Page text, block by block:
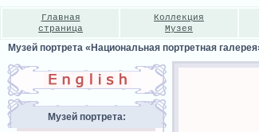
Главная
страница
Коллекция
Музея
Музей портрета «Национальная портретная
Музей портрета: